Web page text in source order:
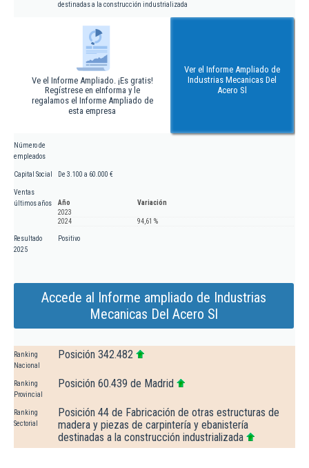
destinadas a la construcción industrializada
Ve el Informe Ampliado. ¡Es gratis!
Regístrese en eInforma y le
regalamos el Informe Ampliado de
esta empresa
Ver el Informe Ampliado de
Industrias Mecanicas Del
Acero Sl
Número de
empleados
Capital Social De 3.100 a 60.000 €
Ventas
últimos años
Año
Variación
2023
2024
94,61 %
Resultado
2025
Positivo
Accede al Informe ampliado de Industrias
Mecanicas Del Acero Sl
Ranking
Nacional
Posición 342.482
Ranking
Provincial
Posición 60.439 de Madrid
Ranking
Sectorial
Posición 44 de Fabricación de otras estructuras de
madera y piezas de carpintería y ebanistería
destinadas a la construcción industrializada